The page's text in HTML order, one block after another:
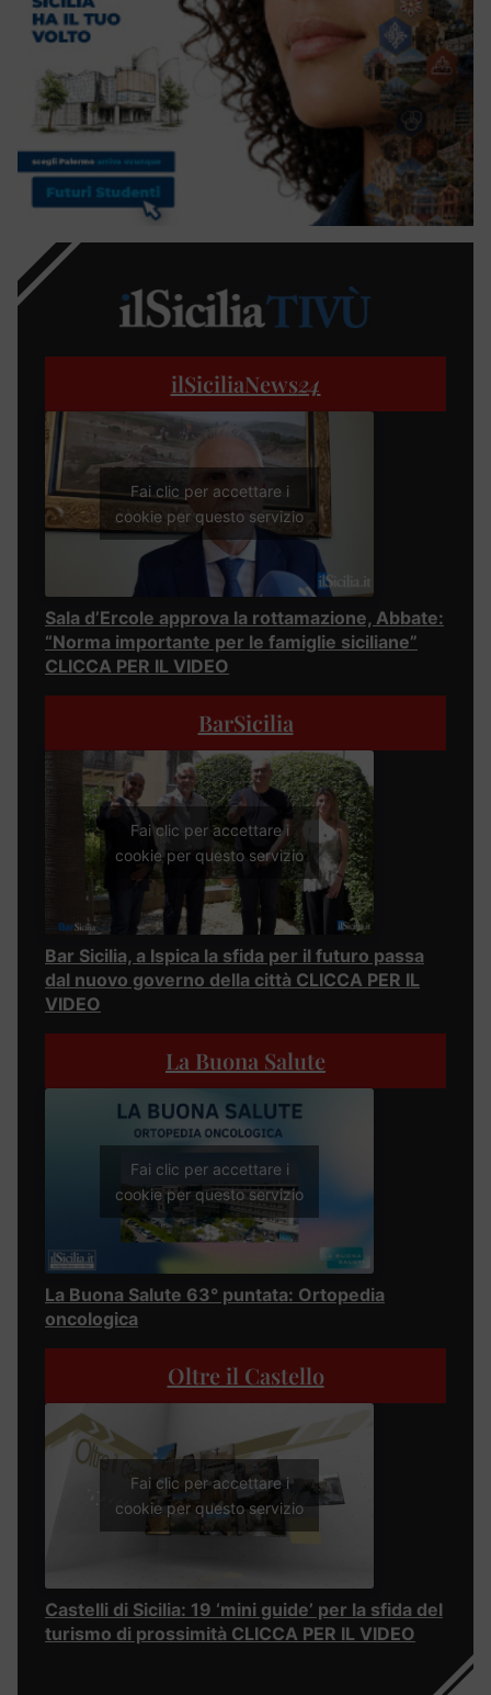
ilSiciliaNews24
Fai clic per accettare i
cookie per questo servizio
Sala d’Ercole approva la rottamazione, Abbate:
“Norma importante per le famiglie siciliane”
CLICCA PER IL VIDEO
BarSicilia
Fai clic per accettare i
cookie per questo servizio
Bar Sicilia, a Ispica la sfida per il futuro passa
dal nuovo governo della città CLICCA PER IL
VIDEO
La Buona Salute
Fai clic per accettare i
cookie per questo servizio
La Buona Salute 63° puntata: Ortopedia
oncologica
Oltre il Castello
Fai clic per accettare i
cookie per questo servizio
Castelli di Sicilia: 19 ‘mini guide’ per la sfida del
turismo di prossimità CLICCA PER IL VIDEO